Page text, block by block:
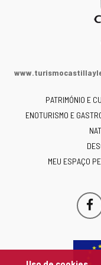
PATRIMÓNIO E
ENOTURISMO E
MEU ESPAÇO